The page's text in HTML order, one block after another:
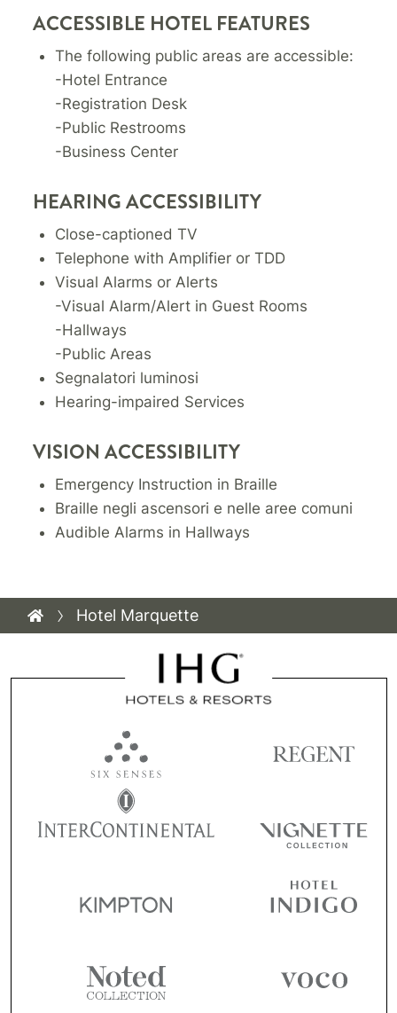
ACCESSIBLE HOTEL FEATURES
The following public areas are accessible:
-Hotel Entrance
-Registration Desk
-Public Restrooms
-Business Center
HEARING ACCESSIBILITY
Close-captioned TV
Telephone with Amplifier or TDD
Visual Alarms or Alerts
-Visual Alarm/Alert in Guest Rooms
-Hallways
-Public Areas
Segnalatori luminosi
Hearing-impaired Services
VISION ACCESSIBILITY
Emergency Instruction in Braille
Braille negli ascensori e nelle aree comuni
Audible Alarms in Hallways
Hotel Marquette